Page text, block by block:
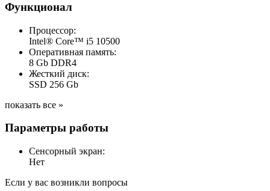
Функционал
Процессор:
Intel® Core™ i5 10500
Оперативная память:
8 Gb DDR4
Жесткий диск:
SSD 256 Gb
показать все »
Параметры работы
Сенсорный экран:
Нет
Если у вас возникли вопросы